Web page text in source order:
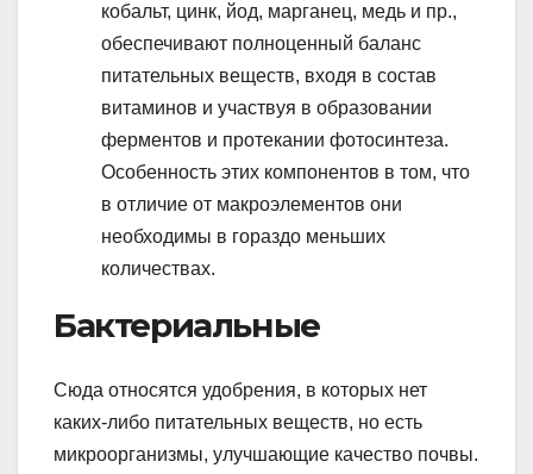
кобальт, цинк, йод, марганец, медь и пр.,
обеспечивают полноценный баланс
питательных веществ, входя в состав
витаминов и участвуя в образовании
ферментов и протекании фотосинтеза.
Особенность этих компонентов в том, что
в отличие от макроэлементов они
необходимы в гораздо меньших
количествах.
Бактериальные
Сюда относятся удобрения, в которых нет
каких-либо питательных веществ, но есть
микроорганизмы, улучшающие качество почвы.